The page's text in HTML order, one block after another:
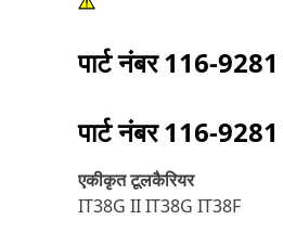
पार्ट नंबर116-9281
पार्ट नंबर116-9281
एकीकृत टूलकैरियर
IT38G II IT38G IT38F